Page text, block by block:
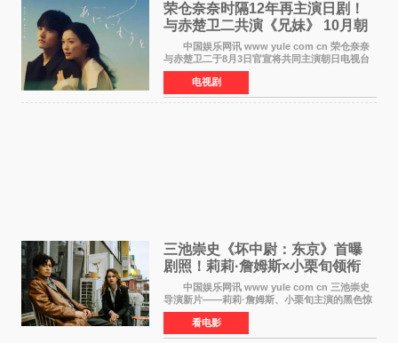
荣仓奈奈时隔12年再主演日剧！
与赤楚卫二共演《兄妹》 10月朝
日新档开播
中国娱乐网讯 www yule com cn 荣仓奈奈
与赤楚卫二于8月3日官宣将共同主演朝日电视台
日剧《兄妹》（10月开播，每周六晚10点播
出）。这也是荣仓奈奈继TBS剧集《为了N》之
后，暌违12年再度担
电视剧
三池崇史《坏中尉：东京》首曝
剧照！莉莉·詹姆斯×小栗旬领衔
黑色惊悚再升级
中国娱乐网讯 www yule com cn 三池崇史
导演新片——莉莉·詹姆斯、小栗旬主演的黑色惊
悚电影《坏中尉：东京》首曝剧照。继阿贝尔·费
拉拉&times;哈威·凯特尔的1992年《坏中尉》和
沃纳·赫
看电影